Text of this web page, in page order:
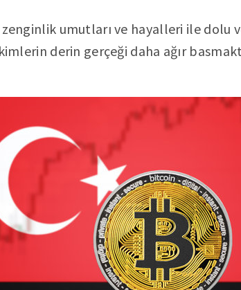
zenginlik umutları ve hayalleri ile dolu
derin gerçeği daha ağır